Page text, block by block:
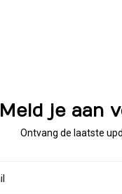
Meld je aan
Ontvang de laatste